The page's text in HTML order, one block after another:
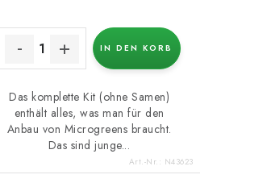
IN DEN KORB
Das komplette Kit (ohne Samen)
enthält alles, was man für den
Anbau von Microgreens braucht.
Das sind junge...
Art.-Nr.: N43623